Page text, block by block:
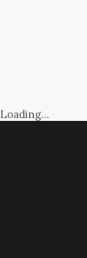
Loading...